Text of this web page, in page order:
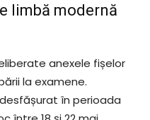
limbă modernă
anexele fișelor
la examene.
în perioada